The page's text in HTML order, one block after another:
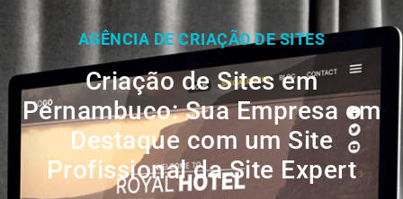
AGÊNCIA DE CRIAÇÃO DE SITES
Criação de Sites em
Pernambuco: Sua Empresa em
Destaque com um Site
Profissional da Site Expert